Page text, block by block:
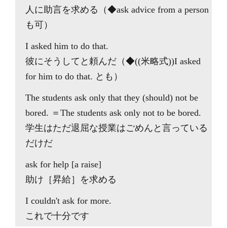
人に助言を求める（◆ask advice from a person
も可）
I asked him to do that.
彼にそうしてと頼んだ（◆((米略式))I asked
for him to do that. とも）
The students ask only that they (should) not be
bored. ＝The students ask only not to be bored.
学生はただ退屈な授業はごめんと言っている
だけだ
ask for help [a raise]
助け［昇給］を求める
I couldn't ask for more.
これで十分です